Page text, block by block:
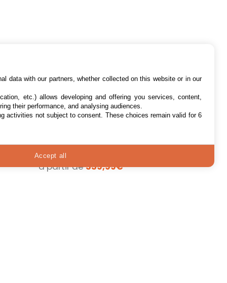
Oneplus 10 pro 12 Go
256 Go Noir
2 offres
à partir de339,99€
data with our partners, whether collected on this website or in our
etc.) allows developing and offering you services, content,
their performance, and analysing audiences.
activities not subject to consent. These choices remain valid for 6
Accept all